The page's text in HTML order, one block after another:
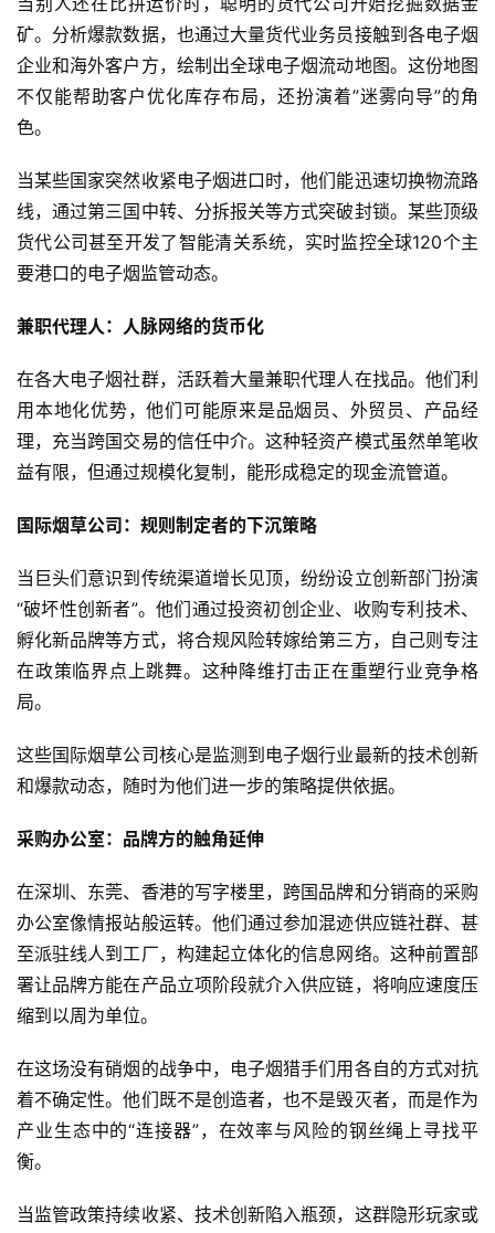
烟
资
讯
电
烟
百
科
次
电
子
烟
子
评
测
通
配
烟
国
系
矿。分析爆款数据，也通过大量货代业务员接触到各电子烟
企业和海外客户方，绘制出全球电子烟流动地图。这份地图
不仅能帮助客户优化库存布局，还扮演着”迷雾向导”的角
色。
当某些国家突然收紧电子烟进口时，他们能迅速切换物流路
线，通过第三国中转、分拆报关等方式突破封锁。某些顶级
货代公司甚至开发了智能清关系统，实时监控全球120个主
要港口的电子烟监管动态。
兼职代理人：人脉网络的货币化
在各大电子烟社群，活跃着大量兼职代理人在找品。他们利
用本地化优势，他们可能原来是品烟员、外贸员、产品经
理，充当跨国交易的信任中介。这种轻资产模式虽然单笔收
益有限，但通过规模化复制，能形成稳定的现金流管道。
国际烟草公司：规则制定者的下沉策略
当巨头们意识到传统渠道增长见顶，纷纷设立创新部门扮演
“破坏性创新者”。他们通过投资初创企业、收购专利技术、
孵化新品牌等方式，将合规风险转嫁给第三方，自己则专注
在政策临界点上跳舞。这种降维打击正在重塑行业竞争格
局。
这些国际烟草公司核心是监测到电子烟行业最新的技术创新
和爆款动态，随时为他们进一步的策略提供依据。
采购办公室：品牌方的触角延伸
在深圳、东莞、香港的写字楼里，跨国品牌和分销商的采购
办公室像情报站般运转。他们通过参加混迹供应链社群、甚
至派驻线人到工厂，构建起立体化的信息网络。这种前置部
署让品牌方能在产品立项阶段就介入供应链，将响应速度压
缩到以周为单位。
在这场没有硝烟的战争中，电子烟猎手们用各自的方式对抗
着不确定性。他们既不是创造者，也不是毁灭者，而是作为
产业生态中的“连接器”，在效率与风险的钢丝绳上寻找平
衡。
当监管政策持续收紧、技术创新陷入瓶颈，这群隐形玩家或